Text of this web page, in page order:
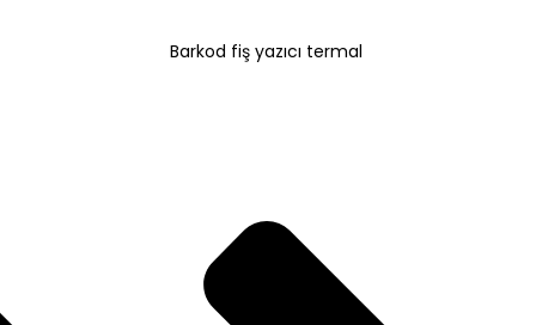
Barkod fiş yazıcı termal